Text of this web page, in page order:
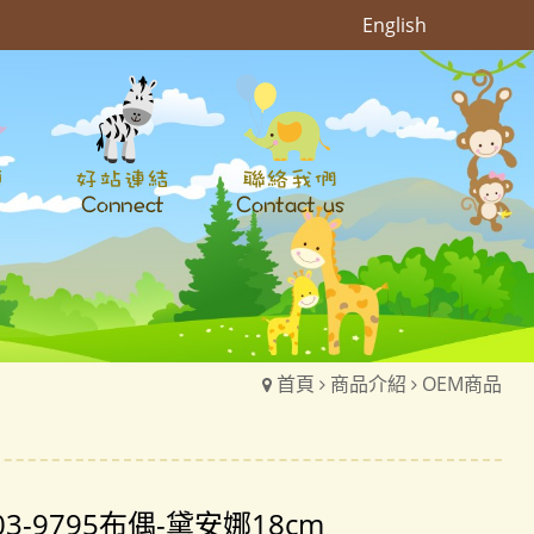
English
首頁 商品介紹 OEM商品
9795布偶-黛安娜18cm